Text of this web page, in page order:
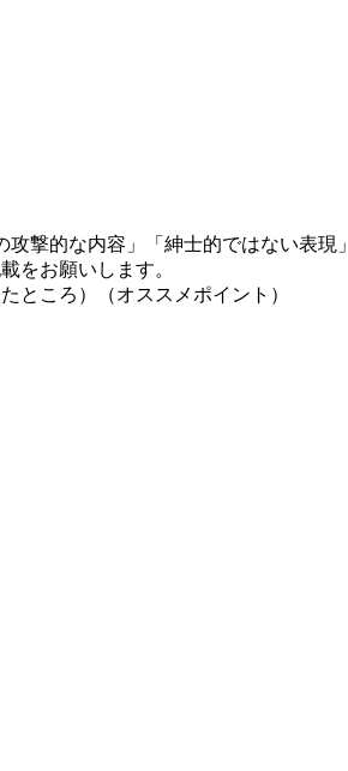
撃的な内容」「紳士的ではない表現」
をお願いします。
ところ）（オススメポイント）